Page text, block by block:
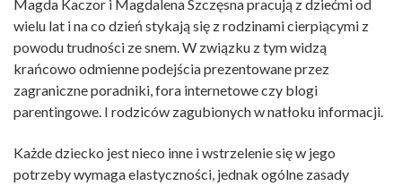
Magda Kaczor i Magdalena Szczęsna pracują z dziećmi od
wielu lat i na co dzień stykają się z rodzinami cierpiącymi z
powodu trudności ze snem. W związku z tym widzą
krańcowo odmienne podejścia prezentowane przez
zagraniczne poradniki, fora internetowe czy blogi
parentingowe. I rodziców zagubionych w natłoku informacji.
Każde dziecko jest nieco inne i wstrzelenie się w jego
potrzeby wymaga elastyczności, jednak ogólne zasady